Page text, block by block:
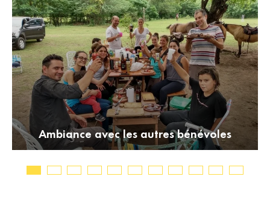
Ambiance avec les autres bénévoles